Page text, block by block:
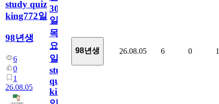
study quiz
king772일
98년생
6
0
1
26.08.05
30
일
목
요
일/English
study
quiz
king772
98년생 26.08.05 6 0 1